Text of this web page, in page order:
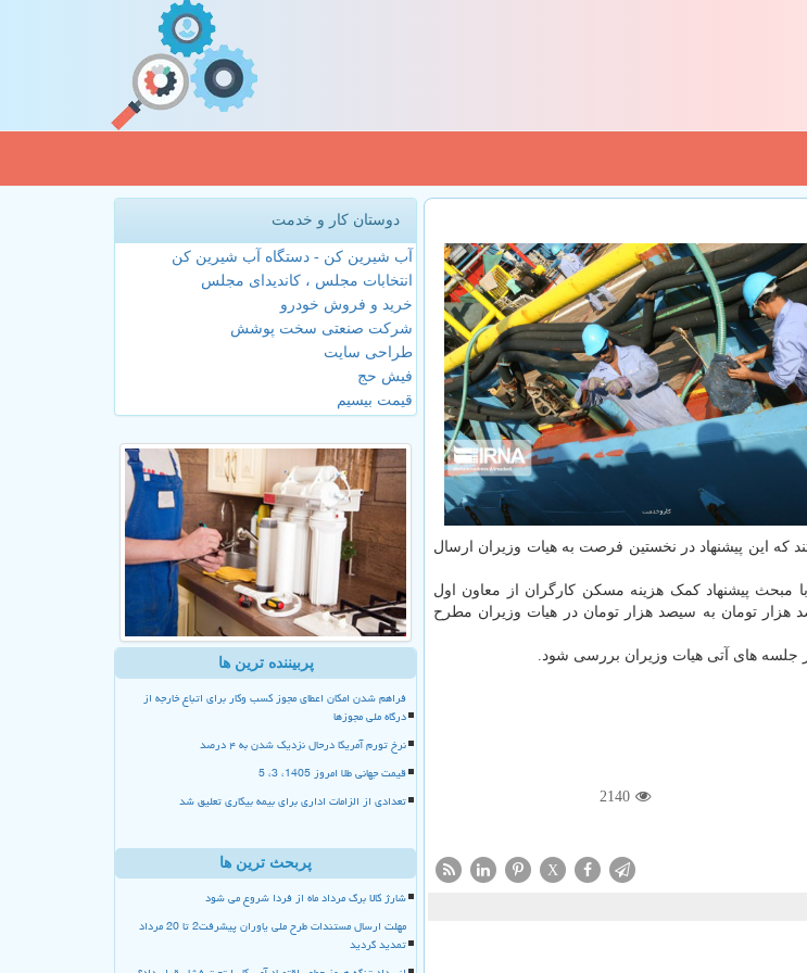
که این پیشنهاد در نخستین فرصت به هیات وزیران ارسال
مبحث پیشنهاد کمک هزینه مسکن کارگران از معاون اول
هزار تومان به سیصد هزار تومان در هیات وزیران مطرح
جلسه های آتی هیات وزیران بررسی شود.
2140
X
دوستان کار و خدمت
آب شیرین کن - دستگاه آب شیرین کن
انتخابات مجلس ، کاندیدای مجلس
خرید و فروش خودرو
شرکت صنعتی سخت پوشش
طراحی سایت
فیش حج
قیمت بیسیم
پربیننده ترین ها
فراهم شدن امکان اعطای مجوز کسب وکار برای اتباع خارجه از
درگاه ملی مجوزها
نرخ تورم آمریکا درحال نزدیک شدن به ۴ درصد
قیمت جهانی طلا امروز 1405، 3، 5
تعدادی از الزامات اداری برای بیمه بیکاری تعلیق شد
پربحث ترین ها
شارژ کالا برگ مرداد ماه از فردا شروع می شود
مهلت ارسال مستندات طرح ملی یاوران پیشرفت2 تا 20 مرداد
تمدید گردید